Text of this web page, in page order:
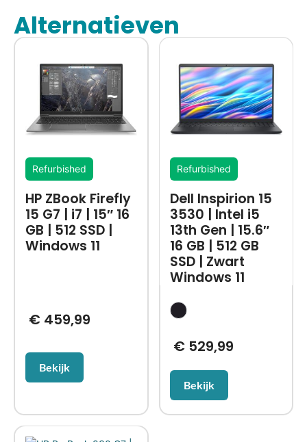
Alternatieven
Refurbished
HP ZBook Firefly
15 G7 | i7 | 15″ 16
GB | 512 SSD |
Windows 11
€459,99
Bekijk
Refurbished
Dell Inspirion 15
3530 | Intel i5
13th Gen | 15.6″
16 GB | 512 GB
SSD | Zwart
Windows 11
€ 529,99
Bekijk